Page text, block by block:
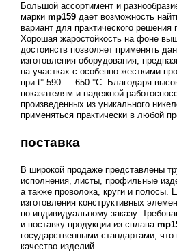
Большой ассортимент и
марки mp159дает возможность
вариант для практического решения
Хорошая жаростойкость на фоне
достоинств позволяет применять
изготовления оборудования,
на участках с особенно жесткими
при t° 590 — 650 °C. Благодаря
показателям и надежной
произведенных из уникального
применяться практически в любой
поставка
В широкой продаже представлены
исполнения, листы, профильные
а также проволока, круги и полосы.
изготовления конструктивных
по индивидуальному заказу.
и поставку продукции из сплава
государственными стандартами, что
качество изделий.